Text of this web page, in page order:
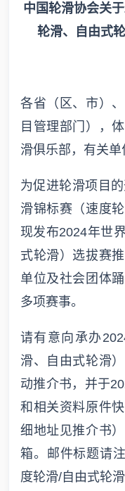
中国轮滑协会关
轮滑、自由式
各省（区、市）
目管理部门），
滑俱乐部，有关单
为促进轮滑项目
滑锦标赛（速度
现发布2024年世
式轮滑）选拔赛
单位及社会团体
多项赛事。
请有意向承办
滑、自由式轮滑
动推介书，并于
和相关资料原件
细地址见推介书
箱。邮件标题请
度轮滑/自由式轮